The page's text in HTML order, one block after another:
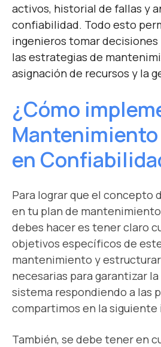
activos, historial de fallas y
confiabilidad. Todo esto
ingenieros tomar
las estrategias de
asignación de recursos y la
¿Cómo
en
Para lograr que el concepto
en tu plan de
debes hacer es tener claro
objetivos específicos de
mantenimiento y
necesarias para garantizar
sistema respondiendo a las
compartimos en la siguiente
También, se debe tener en